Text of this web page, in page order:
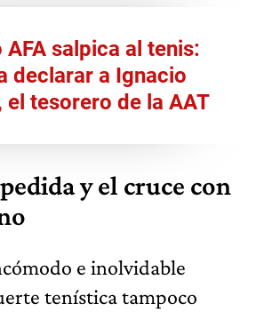
AFA salpica al tenis:
declarar a Ignacio
el tesorero de la AAT
y el cruce con
e inolvidable
tenística tampoco